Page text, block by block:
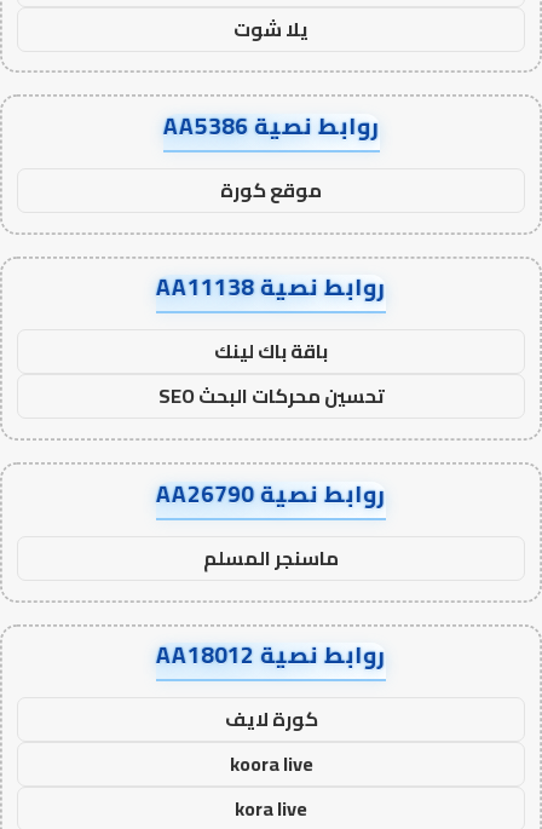
يلا شوت
روابط نصية AA5386
موقع كورة
روابط نصية AA11138
باقة باك لينك
تحسين محركات البحث SEO
روابط نصية AA26790
ماسنجر المسلم
روابط نصية AA18012
كورة لايف
koora live
kora live